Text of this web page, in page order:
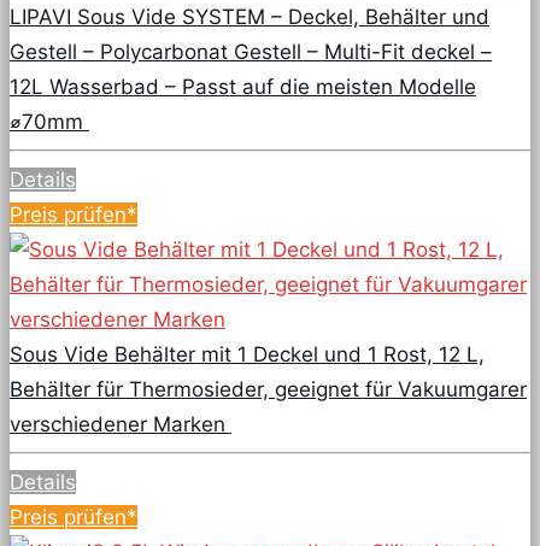
LIPAVI Sous Vide SYSTEM – Deckel, Behälter und
Gestell – Polycarbonat Gestell – Multi-Fit deckel –
12L Wasserbad – Passt auf die meisten Modelle
⌀70mm
Details
Preis prüfen*
Sous Vide Behälter mit 1 Deckel und 1 Rost, 12 L,
Behälter für Thermosieder, geeignet für Vakuumgarer
verschiedener Marken
Details
Preis prüfen*